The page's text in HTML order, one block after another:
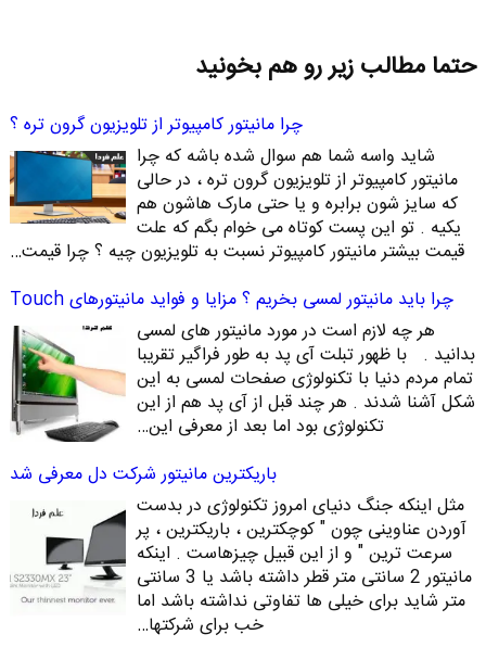
حتما مطالب زیر رو هم بخونید
چرا مانیتور کامپیوتر از تلویزیون گرون تره ؟
شاید واسه شما هم سوال شده باشه که چرا
مانیتور کامپیوتر از تلویزیون گرون تره ، در حالی
که سایز شون برابره و یا حتی مارک هاشون هم
یکیه . تو این پست کوتاه می خوام بگم که علت
قیمت بیشتر مانیتور کامپیوتر نسبت به تلویزیون چیه ؟ چرا قیمت…
چرا باید مانیتور لمسی بخریم ؟ مزایا و فواید مانیتورهای Touch
هر چه لازم است در مورد مانیتور های لمسی
بدانید . با ظهور تبلت آی پد به طور فراگیر تقریبا
تمام مردم دنیا با تکنولوژی صفحات لمسی به این
شکل آشنا شدند . هر چند قبل از آی پد هم از این
تکنولوژی بود اما بعد از معرفی این…
باریکترین مانیتور شرکت دل معرفی شد
مثل اینکه جنگ دنیای امروز تکنولوژی در بدست
آوردن عناوینی چون " کوچکترین ، باریکترین ، پر
سرعت ترین " و از این قبیل چیزهاست . اینکه
مانیتور 2 سانتی متر قطر داشته باشد یا 3 سانتی
متر شاید برای خیلی ها تفاوتی نداشته باشد اما
خب برای شرکتها…